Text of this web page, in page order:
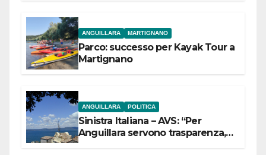
ANGUILLARA MARTIGNANO
Parco: successo per Kayak Tour a
Martignano
ANGUILLARA POLITICA
Sinistra Italiana – AVS: “Per
Anguillara servono trasparenza,